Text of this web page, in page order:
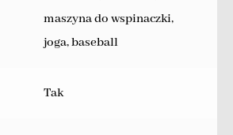
maszyna do wspinaczki,
joga, baseball
Tak